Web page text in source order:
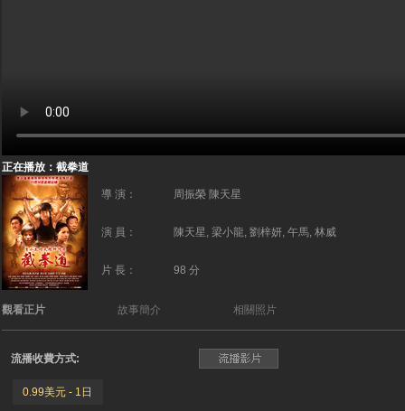
正在播放：截拳道
導 演： 周振榮 陳天星
演 員： 陳天星, 梁小龍, 劉梓妍, 午馬, 林威
片 長： 98 分
觀看正片 故事簡介 相關照片
流播收費方式:
0.99美元 - 1日